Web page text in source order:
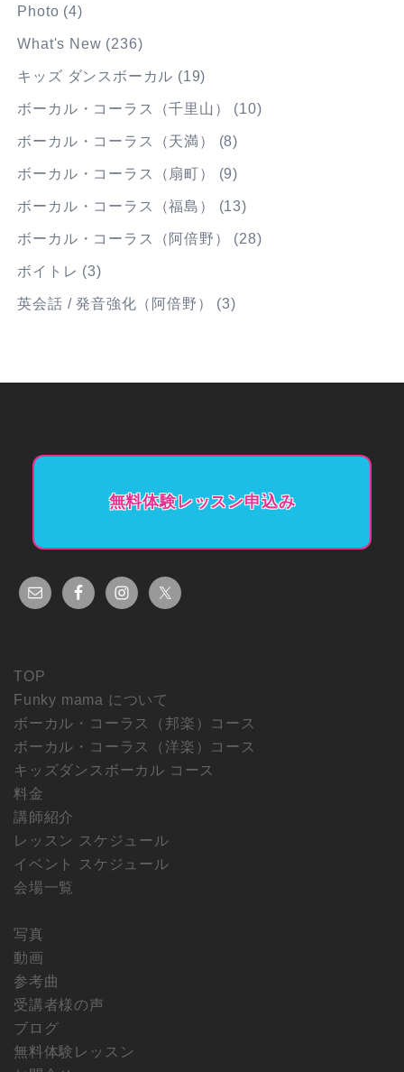
Photo (4)
What's New (236)
キッズ ダンスボーカル (19)
ボーカル・コーラス（千里山） (10)
ボーカル・コーラス（天満） (8)
ボーカル・コーラス（扇町） (9)
ボーカル・コーラス（福島） (13)
ボーカル・コーラス（阿倍野） (28)
ボイトレ (3)
英会話 / 発音強化（阿倍野） (3)
無料体験レッスン申込み
TOP
Funky mama について
ボーカル・コーラス（邦楽）コース
ボーカル・コーラス（洋楽）コース
キッズダンスボーカル コース
料金
講師紹介
レッスン スケジュール
イベント スケジュール
会場一覧
写真
動画
参考曲
受講者様の声
ブログ
無料体験レッスン